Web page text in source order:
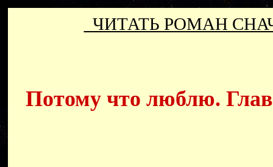
ЧИТАТЬ РОМАН
Потому что люблю.